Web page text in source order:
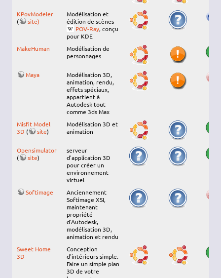
KPovModeler
(
site)
Modélisation et
édition de scènes
POV-Ray, conçu
pour KDE
MakeHuman
Modélisation de
personnages
Maya
Modélisation 3D,
animation, rendu,
effets spéciaux,
appartient à
Autodesk tout
comme 3ds Max
Misfit Model
3D ( site)
Modélisation 3D et
animation
Opensimulator
(
site)
serveur
d'application 3D
pour créer un
environnement
virtuel
Softimage
Anciennement
Softimage XSI,
maintenant
propriété
d'Autodesk,
modélisation 3D,
animation et rendu
Sweet Home
3D
Conception
d'intérieurs simple.
Faire un simple plan
3D de votre